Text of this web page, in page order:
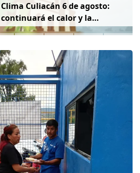
Clima Culiacán 6 de agosto:
continuará el calor y la
probabilidad de lluvia